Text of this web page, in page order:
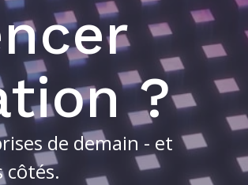
?
de demain - et
côtés.